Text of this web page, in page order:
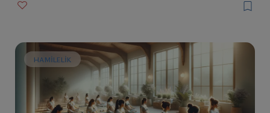
HAMILELIK